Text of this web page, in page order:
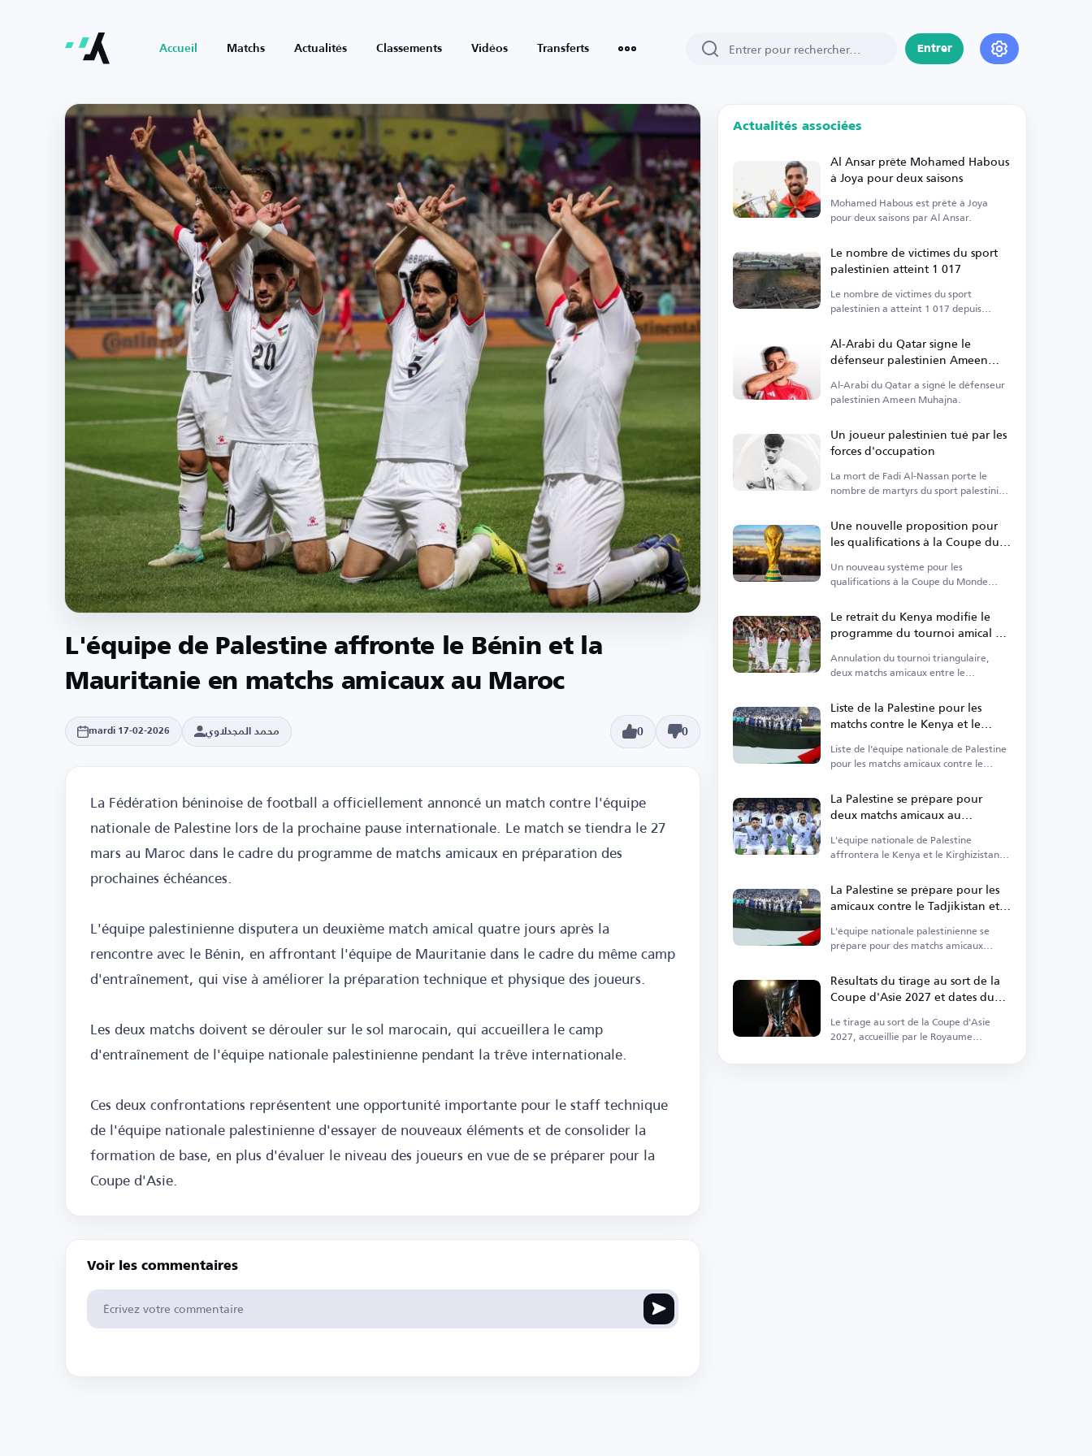
Accueil Matchs Actualités Classements Vidéos Transferts Entrer
L'équipe de Palestine affronte le Bénin et la
Mauritanie en matchs amicaux au Maroc
mardi 17-02-2026 محمد المجدلاوي 0 0
La Fédération béninoise de football a officiellement annoncé un match contre l'équipe
nationale de Palestine lors de la prochaine pause internationale. Le match se tiendra le 27
mars au Maroc dans le cadre du programme de matchs amicaux en préparation des
prochaines échéances.
L'équipe palestinienne disputera un deuxième match amical quatre jours après la
rencontre avec le Bénin, en affrontant l'équipe de Mauritanie dans le cadre du même camp
d'entraînement, qui vise à améliorer la préparation technique et physique des joueurs.
Les deux matchs doivent se dérouler sur le sol marocain, qui accueillera le camp
d'entraînement de l'équipe nationale palestinienne pendant la trêve internationale.
Ces deux confrontations représentent une opportunité importante pour le staff technique
de l'équipe nationale palestinienne d'essayer de nouveaux éléments et de consolider la
formation de base, en plus d'évaluer le niveau des joueurs en vue de se préparer pour la
Coupe d'Asie.
Voir les commentaires
Actualités associées
Al Ansar prête Mohamed Habous
à Joya pour deux saisons
Mohamed Habous est prêté à Joya
pour deux saisons par Al Ansar.
Le nombre de victimes du sport
palestinien atteint 1 017
Le nombre de victimes du sport
palestinien a atteint 1 017 depuis
Al-Arabi du Qatar signe le
défenseur palestinien Ameen
Muhajna
Al-Arabi du Qatar a signé le défenseur
palestinien Ameen Muhajna.
Un joueur palestinien tué par les
forces d'occupation
La mort de Fadi Al-Nassan porte le
nombre de martyrs du sport palestinien
Une nouvelle proposition pour
les qualifications à la Coupe du
Monde 2030 en Asie suscite la
controverse
Un nouveau système pour les
qualifications à la Coupe du Monde
Le retrait du Kenya modifie le
programme du tournoi amical à
Douchanbé
Annulation du tournoi triangulaire,
deux matchs amicaux entre le
Liste de la Palestine pour les
matchs contre le Kenya et le
Kirghizistan
Liste de l'équipe nationale de Palestine
pour les matchs amicaux contre le
La Palestine se prépare pour
deux matchs amicaux au
Kirghizistan en juin
L'équipe nationale de Palestine
affrontera le Kenya et le Kirghizistan
La Palestine se prépare pour les
amicaux contre le Tadjikistan et
l'Inde en juin
L'équipe nationale palestinienne se
prépare pour des matchs amicaux
Résultats du tirage au sort de la
Coupe d'Asie 2027 et dates du
tournoi en Arabie Saoudite
Le tirage au sort de la Coupe d'Asie
2027, accueillie par le Royaume